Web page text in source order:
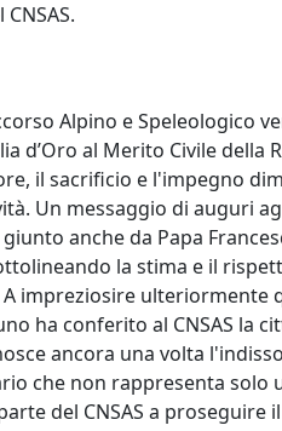
Alpino e Speleologico
d’Oro al Merito Civile della
il sacrificio e l'impegno
Un messaggio di auguri
anche da Papa
la stima e il
impreziosire ulteriormente
ha conferito al CNSAS la
ancora una volta
che non rappresenta solo
del CNSAS a proseguire